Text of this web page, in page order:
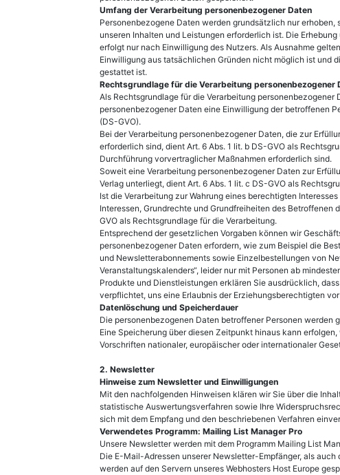
Umfang der Verarbeitung personenbezogener Daten
Personenbezogene Daten werden grundsätzlich nur
unseren Inhalten und Leistungen erforderlich ist. Die
erfolgt nur nach Einwilligung des Nutzers. Als Ausnahme
Einwilligung aus tatsächlichen Gründen nicht möglich ist und
gestattet ist.
Rechtsgrundlage für die Verarbeitung personenbezogener
Als Rechtsgrundlage für die Verarbeitung
personenbezogener Daten eine Einwilligung der betroffenen
(DS-GVO).
Bei der Verarbeitung personenbezogener Daten, die zur
erforderlich sind, dient Art. 6 Abs. 1 lit. b DS-GVO als
Durchführung vorvertraglicher Maßnahmen erforderlich sind.
Soweit eine Verarbeitung personenbezogener Daten zur
Verlag unterliegt, dient Art. 6 Abs. 1 lit. c DS-GVO als
Ist die Verarbeitung zur Wahrung eines berechtigten
Interessen, Grundrechte und Grundfreiheiten des Betroffenen
GVO als Rechtsgrundlage für die Verarbeitung.
Entsprechend der gesetzlichen Vorgaben können wir
personenbezogener Daten erfordern, wie zum Beispiel die
und Newsletterabonnements sowie Einzelbestellungen von
Veranstaltungskalenders“, leider nur mit Personen ab
Produkte und Dienstleistungen erklären Sie ausdrücklich,
verpflichtet, uns eine Erlaubnis der Erziehungsberechtigten
Datenlöschung und Speicherdauer
Die personenbezogenen Daten betroffener Personen
Eine Speicherung über diesen Zeitpunkt hinaus kann
Vorschriften nationaler, europäischer oder internationaler
2. Newsletter
Hinweise zum Newsletter und Einwilligungen
Mit den nachfolgenden Hinweisen klären wir Sie über die
statistische Auswertungsverfahren sowie Ihre
sich mit dem Empfang und den beschriebenen Verfahren
Verwendetes Programm: Mailing List Manager Pro
Unsere Newsletter werden mit dem Programm Mailing List
Die E-Mail-Adressen unserer Newsletter-Empfänger, als
werden auf den Servern unseres Webhosters Host Europe